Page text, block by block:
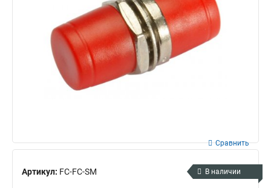
Артикул: FC-FC-SM
Сравнить
В наличии